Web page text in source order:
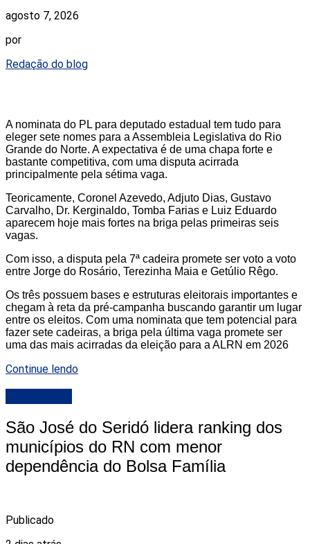
agosto 7, 2026
por
Redação do blog
A nominata do PL para deputado estadual tem tudo para
eleger sete nomes para a Assembleia Legislativa do Rio
Grande do Norte. A expectativa é de uma chapa forte e
bastante competitiva, com uma disputa acirrada
principalmente pela sétima vaga.
Teoricamente, Coronel Azevedo, Adjuto Dias, Gustavo
Carvalho, Dr. Kerginaldo, Tomba Farias e Luiz Eduardo
aparecem hoje mais fortes na briga pelas primeiras seis
vagas.
Com isso, a disputa pela 7ª cadeira promete ser voto a voto
entre Jorge do Rosário, Terezinha Maia e Getúlio Rêgo.
Os três possuem bases e estruturas eleitorais importantes e
chegam à reta da pré-campanha buscando garantir um lugar
entre os eleitos. Com uma nominata que tem potencial para
fazer sete cadeiras, a briga pela última vaga promete ser
uma das mais acirradas da eleição para a ALRN em 2026
Continue lendo
São José do Seridó lidera ranking dos
municípios do RN com menor
dependência do Bolsa Família
Publicado